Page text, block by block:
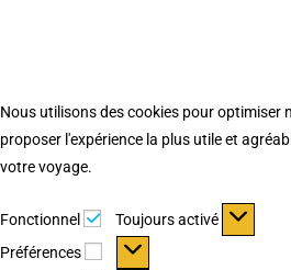
Nous utilisons des cookies pour optimiser
proposer l'expérience la plus utile et
votre voyage.
Fonctionnel Fonctionnel
Toujours activé
Préférences
Préférences